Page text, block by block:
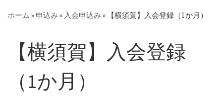
ホーム » 申込み » 入会申込み » 【横須賀】入会登録（1か月）
【横須賀】入会登録
（1か月）